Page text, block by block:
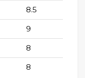
8.5
9
8
8